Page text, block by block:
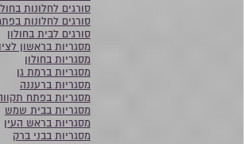
סורגים לחלונות
סורגים לחלונות
סורגים לבית בחולון
מסגריות בראשון
מסגריות בחולון
מסגריות ברמת גן
מסגריות ברעננה
מסגריות בפתח
מסגריות בבית שמש
מסגריות בראש העין
מסגריות בבני ברק